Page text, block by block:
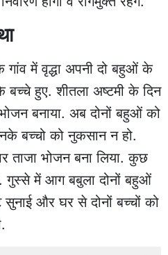
गांव में वृद्धा अपनी दो बहुओं के
बच्चे हुए. शीतला अष्टमी के दिन
बनाया. अब दोनों बहुओं को
बच्चो को नुकसान न हो.
ताजा भोजन बना लिया. कुछ
गुस्से में आग बबुला दोनों बहुओं
और घर से दोनों बच्चों को